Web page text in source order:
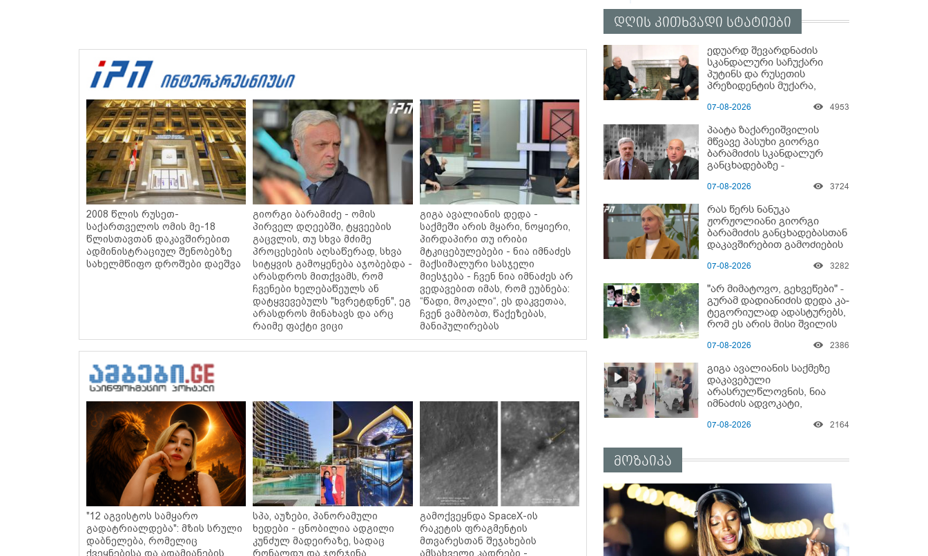
2008 წლის რუსეთ-
საქართველოს ომის მე-18
წლისთავთან დაკავშირებით
ადმინისტრაციულ შენობებზე
სახელმწიფო დროშები დაეშვა
გიორგი ბარამიძე - ომის
პირველ დღეებში, ტყვეების
გაცვლის, თუ სხვა მძიმე
პროცესების აღსაწერად, სხვა
სიტყვის გამოყენება აჯობებდა -
არასდროს მითქვამს, რომ
ჩვენები ხელებაწეულს ან
დატყვევებულს "ხვრეტდნენ", ეგ
არასდროს მინახავს და არც
რაიმე ფაქტი ვიცი
გიგა ავალიანის დედა -
საქმეში არის მყარი, ნოყიერი,
პირდაპირი თუ ირიბი
მტკიცებულებები - ნია იმნაძეს
მაქსიმალური სასჯელი
მიესჯება - ჩვენ ნია იმნაძეს არ
ვედავებით იმას, რომ ეუბნება:
“წადი, მოკალი“, ეს დაკვეთაა,
ჩვენ ვამბობთ, წაქეზებას,
მანიპულირებას
"12 აგვისტოს სამყარო
გადატრიალდება": მზის სრული
დაბნელება, რომელიც
ქვეყნებისა და ადამიანების
სპა, აუზები, პანორამული
ხედები - ცნობილია ადგილი
კუნძულ მადეირაზე, სადაც
რონალდუ და ჯორჯინა
გამოქვეყნდა SpaceX-ის
რაკეტის ფრაგმენტის
მთვარესთან შეჯახების
ამსახველი კადრები -
დღის კითხვადი სტატიები
ედუარდ შევარდნაძის
სკანდალური საჩუქარი
პუტინს და რუსეთის
პრეზიდენტის მუქარა,
აასრულა
07-08-2026 4953
პაატა ზაქარეიშვილის
მწვავე პასუხი გიორგი
ბარამიძის სკანდალურ
განცხადებაზე -
ვიცი... კამანში მოკლული
გადმოვასვენე... ბარამიძე
კი ტყუის"
07-08-2026 3724
რას წერს ნანუკა
ჟორჟოლიანი გიორგი
ბარამიძის განცხადებასთან
დაკავშირებით გამოძიების
07-08-2026 3282
"არ მიმატოვო, გეხვეწები" -
გუ­რა­მ დადიანიძის დედა კა­
ტე­გო­რი­უ­ლად ადას­ტუ­რებს,
რომ ეს არის მისი შვი­ლის
07-08-2026 2386
გიგა ავალიანის საქმეზე
დაკავებული
არასრულწლოვნის, ნია
იმნაძის ადვოკატი,
გადაღებულ კადრებს
07-08-2026 2164
მოზაიკა